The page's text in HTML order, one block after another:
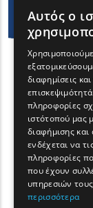
Αυτός ο
διαφημίσεις
πληροφορίες
ιστότοπού μας
διαφήμισης και
ενδέχεται να
πληροφορίες
που έχουν
υπηρεσιών
περισσότερα